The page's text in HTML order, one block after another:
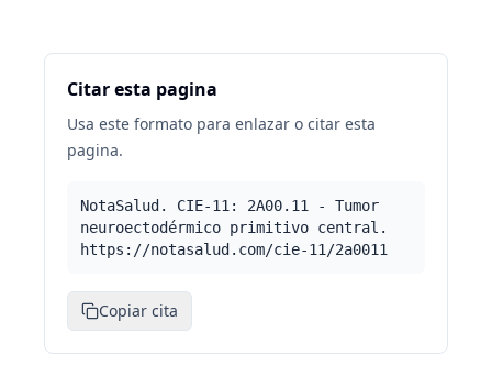
Citar esta pagina
Usa este formato para enlazar o citar esta
pagina.
NotaSalud. CIE-11: 2A00.11 - Tumor
neuroectodérmico primitivo central.
https://notasalud.com/cie-11/2a0011
Copiar cita